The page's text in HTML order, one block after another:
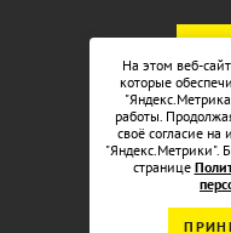
На этом веб-
которые
работы.
своё согласие
"Яндекс.Метрики".
странице